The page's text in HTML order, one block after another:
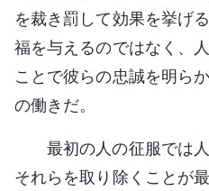
を裁き罰して効果を挙げ
福を与えるのではなく、
ことで彼らの忠誠を明ら
の働きだ。
最初の人の征服では
それらを取り除くことが